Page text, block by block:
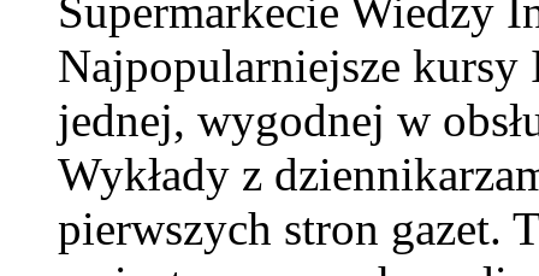
Supermarkecie Wiedzy
Najpopularniejsze kursy
jednej, wygodnej w
Wykłady z
pierwszych stron gazet.